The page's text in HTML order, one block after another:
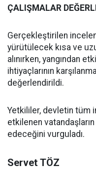
ÇALIŞMALAR
Gerçekleştirilen
yürütülecek kısa ve
alınırken, yangından
ihtiyaçlarının
değerlendirildi.
Yetkililer, devletin tüm
etkilenen
edeceğini vurguladı.
Servet TÖZ